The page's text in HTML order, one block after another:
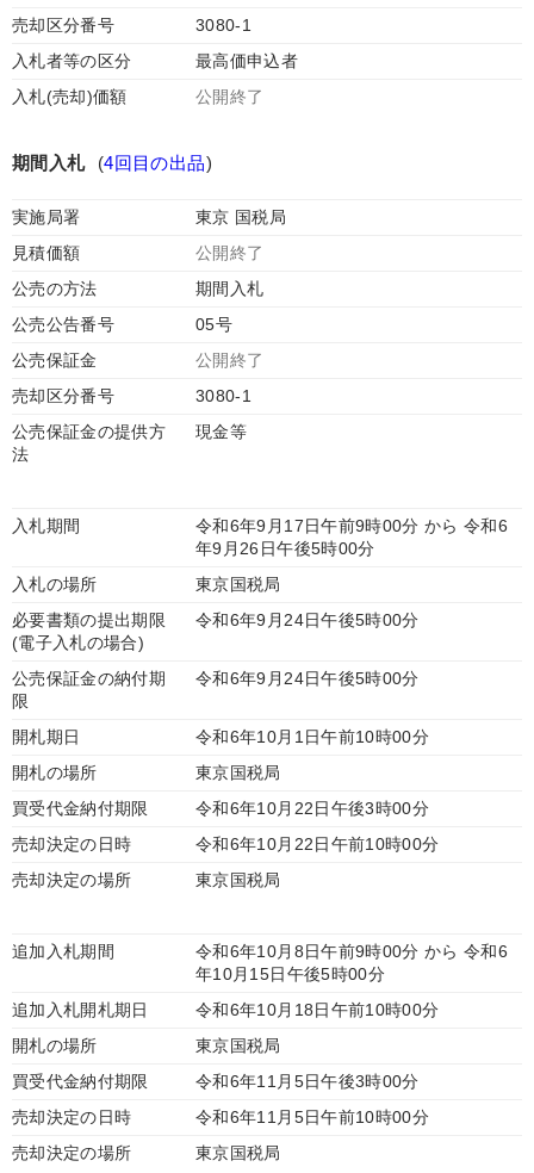
売却区分番号
3080-1
入札者等の区分
最高価申込者
入札(売却)価額
公開終了
期間入札 (4回目の出品)
実施局署
東京 国税局
見積価額
公開終了
公売の方法
期間入札
公売公告番号
05号
公売保証金
公開終了
売却区分番号
3080-1
公売保証金の提供方
法
現金等
入札期間
令和6年9月17日午前9時00分 から 令和6
年9月26日午後5時00分
入札の場所
東京国税局
必要書類の提出期限
(電子入札の場合)
令和6年9月24日午後5時00分
公売保証金の納付期
限
令和6年9月24日午後5時00分
開札期日
令和6年10月1日午前10時00分
開札の場所
東京国税局
買受代金納付期限
令和6年10月22日午後3時00分
売却決定の日時
令和6年10月22日午前10時00分
売却決定の場所
東京国税局
追加入札期間
令和6年10月8日午前9時00分 から 令和6
年10月15日午後5時00分
追加入札開札期日
令和6年10月18日午前10時00分
開札の場所
東京国税局
買受代金納付期限
令和6年11月5日午後3時00分
売却決定の日時
令和6年11月5日午前10時00分
売却決定の場所
東京国税局